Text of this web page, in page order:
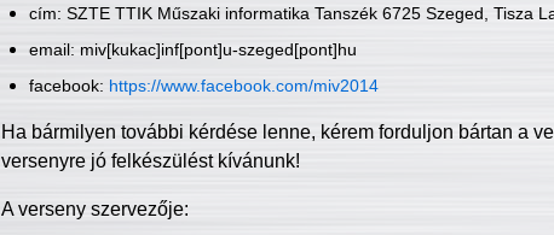
cím: SZTE TTIK Műszaki informatika Tanszék 6725 Szeged, Tisza
email: miv[kukac]inf[pont]u-szeged[pont]hu
facebook: https://www.facebook.com/miv2014
Ha bármilyen további kérdése lenne, kérem forduljon bártan a
versenyre jó felkészülést kívánunk!
A verseny szervezője: